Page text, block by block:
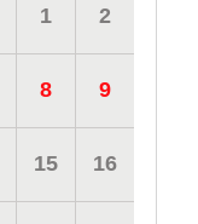
1 2
8 9
15 16